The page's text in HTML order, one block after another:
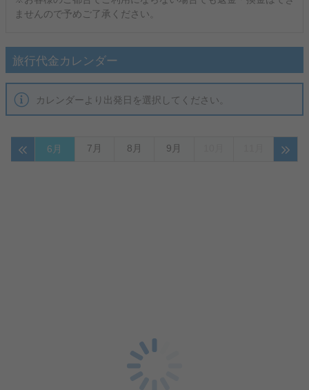
ませんので予めご了承ください。
旅行代金カレンダー
カレンダーより出発日を選択してください。
6月 7月 8月 9月